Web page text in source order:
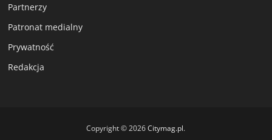
Partnerzy
Patronat medialny
Prywatność
Redakcja
Copyright © 2026Citymag.pl.